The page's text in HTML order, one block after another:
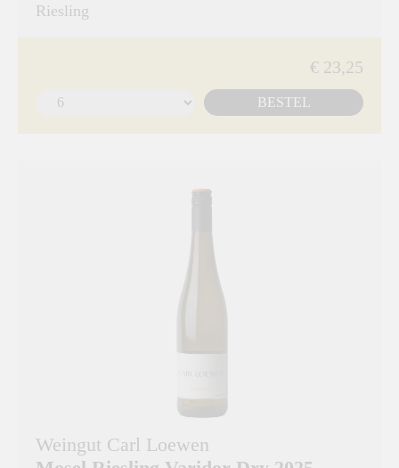
Riesling
€ 23,25
BESTEL
Weingut Carl Loewen